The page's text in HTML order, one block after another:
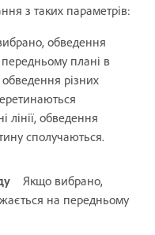
з таких параметрів:
обведення
передньому плані в
різних
лінії, обведення
сполучаються.
Якщо вибрано,
на передньому